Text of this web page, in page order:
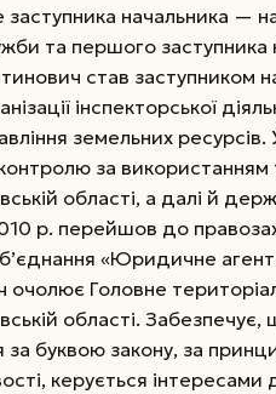
заступника начальника —
та першого заступника
став заступником
інспекторської
земельних
за
області, а далі й
р. перейшов до
«Юридичне
очолює Головне
області.
за буквою закону, за
керується інтересами